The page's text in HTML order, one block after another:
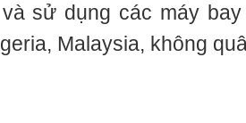
sử dụng các máy
Malaysia, không